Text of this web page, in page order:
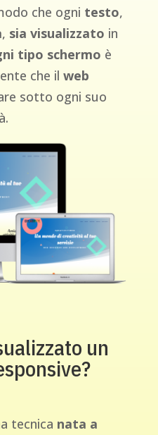
che ogni testo,
, sia visualizzato in
tipo schermo è
che il web
sotto ogni suo
un
tecnica nata a